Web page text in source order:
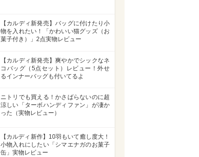
【カルディ新発売】バッグに付けたり小
物を入れたい！「かわいい猫グッズ（お
菓子付き）」2点実物レビュー
【カルディ新発売】爽やかでシックなネ
コバッグ（5点セット）レビュー！外せ
るインナーバッグも付いてるよ
ニトリでも買える！かさばらないのに超
涼しい「ターボハンディファン」が凄か
った（実物レビュー）
【カルディ新作】10羽もいて癒し度大！
小物入れにしたい「シマエナガのお菓子
缶」実物レビュー